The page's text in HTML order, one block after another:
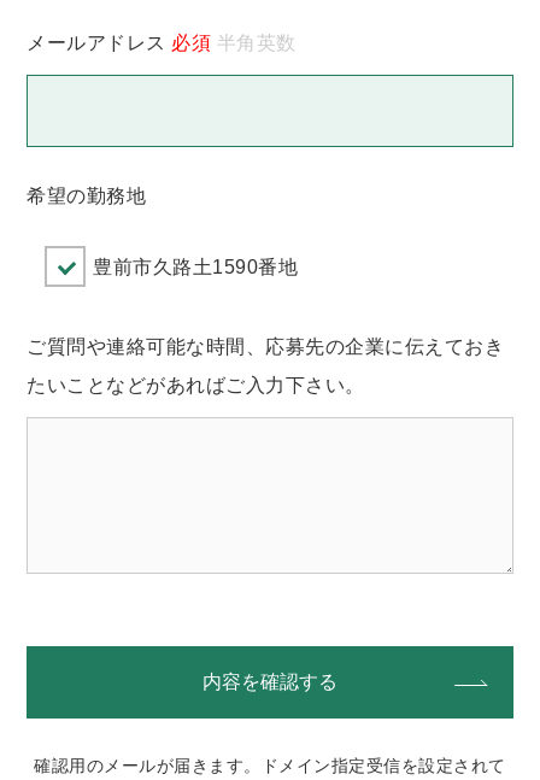
メールアドレス 必須 半角英数
希望の勤務地
豊前市久路土1590番地
ご質問や連絡可能な時間、応募先の企業に伝えておき
たいことなどがあればご入力下さい。
確認用のメールが届きます。ドメイン指定受信を設定されて